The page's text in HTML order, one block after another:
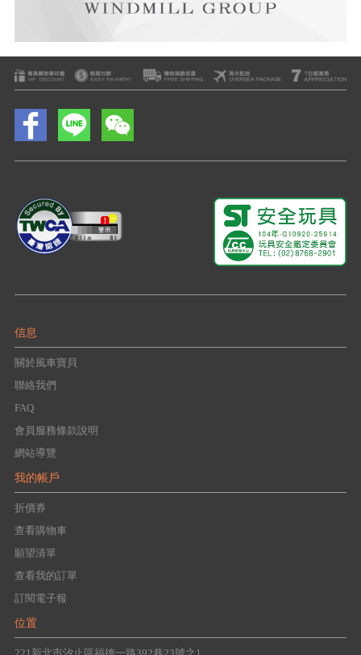
信息
關於風車寶貝
聯絡我們
FAQ
會員服務條款說明
網站導覽
我的帳戶
折價券
查看購物車
願望清單
查看我的訂單
訂閱電子報
位置